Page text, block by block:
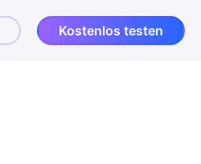
Kostenlos testen